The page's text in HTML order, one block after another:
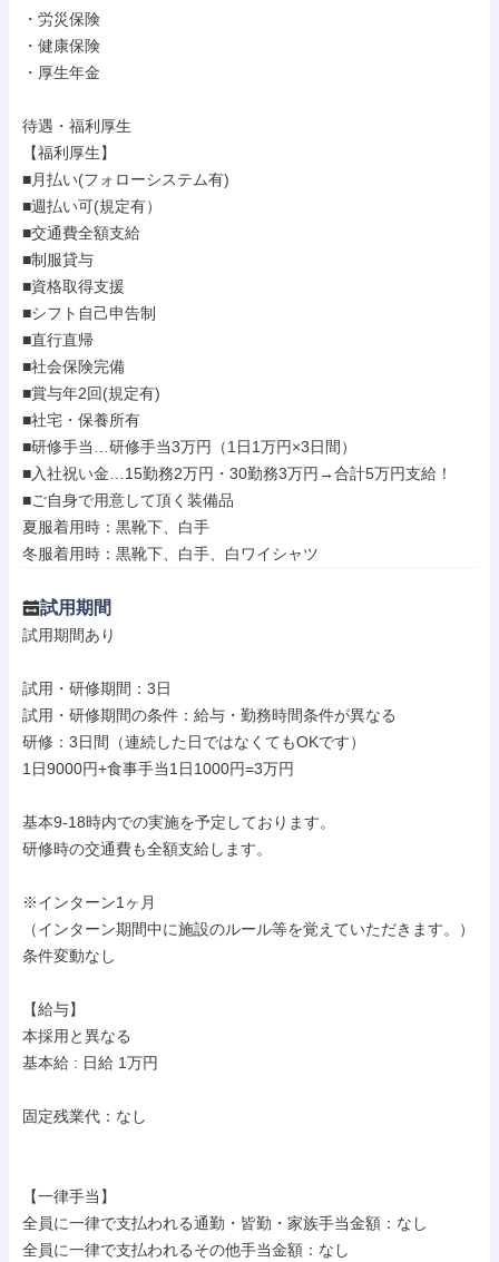
・労災保険
・健康保険
・厚生年金
待遇・福利厚生
【福利厚生】
■月払い(フォローシステム有)
■週払い可(規定有）
■交通費全額支給
■制服貸与
■資格取得支援
■シフト自己申告制
■直行直帰
■社会保険完備
■賞与年2回(規定有)
■社宅・保養所有
■研修手当…研修手当3万円（1日1万円×3日間）
■入社祝い金…15勤務2万円・30勤務3万円→合計5万円支給！
■ご自身で用意して頂く装備品
夏服着用時：黒靴下、白手
冬服着用時：黒靴下、白手、白ワイシャツ
試用期間
試用期間あり
試用・研修期間：3日
試用・研修期間の条件：給与・勤務時間条件が異なる
研修：3日間（連続した日ではなくてもOKです）
1日9000円+食事手当1日1000円=3万円
基本9-18時内での実施を予定しております。
研修時の交通費も全額支給します。
※インターン1ヶ月
（インターン期間中に施設のルール等を覚えていただきます。）
条件変動なし
【給与】
本採用と異なる
基本給 : 日給 1万円
固定残業代：なし
【一律手当】
全員に一律で支払われる通勤・皆勤・家族手当金額：なし
全員に一律で支払われるその他手当金額：なし